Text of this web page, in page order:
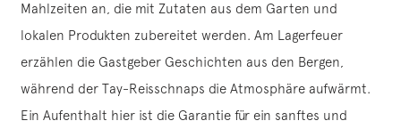
Mahlzeiten an, die mit Zutaten aus dem Garten und
lokalen Produkten zubereitet werden. Am Lagerfeuer
erzählen die Gastgeber Geschichten aus den Bergen,
während der Tay-Reisschnaps die Atmosphäre aufwärmt.
Ein Aufenthalt hier ist die Garantie für ein sanftes und